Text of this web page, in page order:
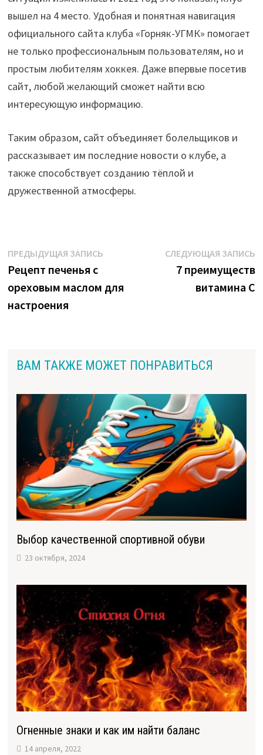
вышел на 4 место. Удобная и понятная навигация
официального сайта клуба «Горняк-УГМК» помогает
не только профессиональным пользователям, но и
простым любителям хоккея. Даже впервые посетив
сайт, любой желающий сможет найти всю
интересующую информацию.
Таким образом, сайт объединяет болельщиков и
рассказывает им последние новости о клубе, а
также способствует созданию тёплой и
дружественной атмосферы.
Навигация
по
записям
ПРЕДЫДУЩАЯ ЗАПИСЬПредыдущая
Рецепт печенья с
ореховым маслом для
настроения
СЛЕДУЮЩАЯ ЗАПИСЬ
7 преимуществ
витамина С
ВАМ ТАКЖЕ МОЖЕТ ПОНРАВИТЬСЯ
Выбор качественной спортивной обуви
23 октября, 2024
Огненные знаки и как им найти баланс
14 апреля, 2022